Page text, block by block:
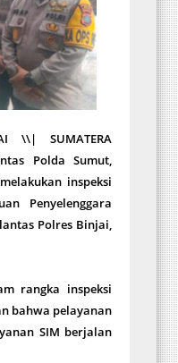
\\| SUMATERA
Polda Sumut,
inspeksi
Penyelenggara
Polres Binjai,
rangka inspeksi
bahwa pelayanan
SIM berjalan